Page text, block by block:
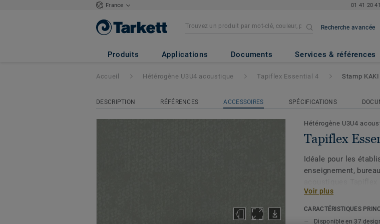
France 01 41 20
Recherche avancée
Produits Applications Documents Services & références
Tapiflex Essential 4 - Stamp KAKI
Accueil Hétérogène U3U4 acoustique Tapiflex Essential 4 Stamp KAKI
DESCRIPTION RÉFÉRENCES ACCESSOIRES SPÉCIFICATIONS
Hétérogène U3U4
Tapiflex
Idéale pour les
enseignement,
marche
traitement en
affiche des
Voir plus
CARACTÉRISTIQUES
Disponible en 37